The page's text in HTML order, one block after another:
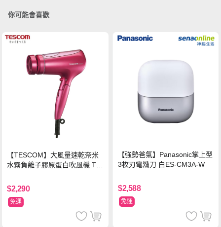
你可能會喜歡
【TESCOM】大風量速乾奈米
水霧負離子膠原蛋白吹風機 TC
W
$2,290
免運
【強勢爸氣】Panasonic掌上型
3枚刃電鬍刀 白ES-CM3A-W
$2,588
免運